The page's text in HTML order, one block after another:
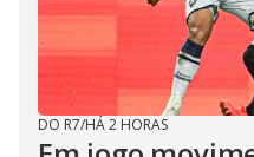
DO R7/HÁ 2 HORAS